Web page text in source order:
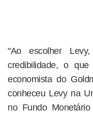
"Ao escolher
credibilidade, o
economista do
conheceu Levy na
no Fundo